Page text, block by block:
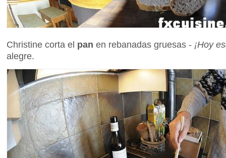
Christine corta el pan en rebanadas gruesas - ¡Hoy
alegre.